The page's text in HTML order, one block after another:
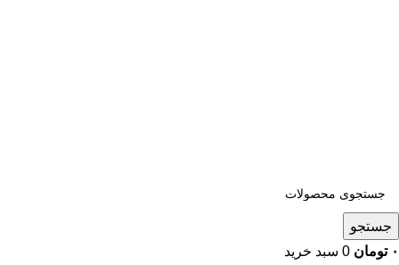
جستجو
۰ تومان 0 سبد خرید